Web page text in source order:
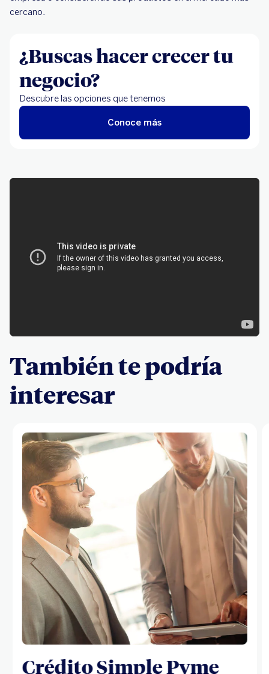
cercano.
¿Buscas hacer crecer tu
negocio?
Descubre las opciones que tenemos
Conoce más
También te podría
interesar
Crédito Simple Pyme